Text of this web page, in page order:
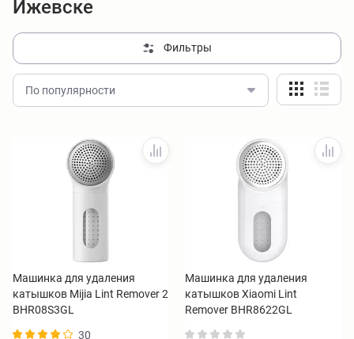
Ижевске
Фильтры
По популярности
Машинка для удаления
катышков Mijia Lint Remover 2
BHR08S3GL
30
Машинка для удаления
катышков Xiaomi Lint
Remover BHR8622GL